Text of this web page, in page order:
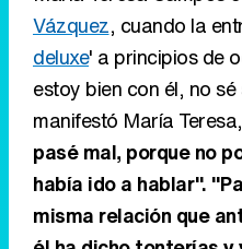
Vázquez, cuando la
deluxe' a principios de
estoy bien con él, no
manifestó María
pasé mal, porque no
había ido a hablar".
misma relación que